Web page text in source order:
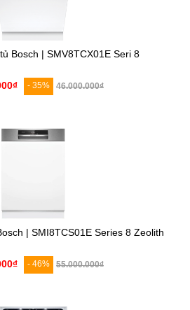
Bosch | SMV8TCX01E Seri 8
- 35% 46.000.000₫
| SMI8TCS01E Series 8 Zeolith
- 46% 55.000.000₫